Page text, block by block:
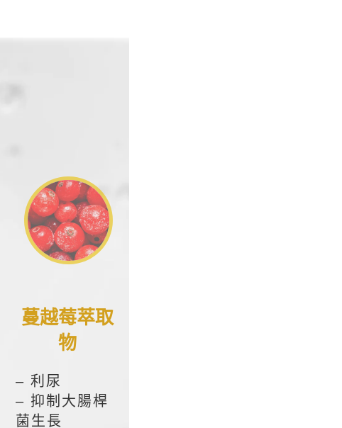
蔓越莓萃取
物
– 利尿
– 抑制大腸桿
菌生長